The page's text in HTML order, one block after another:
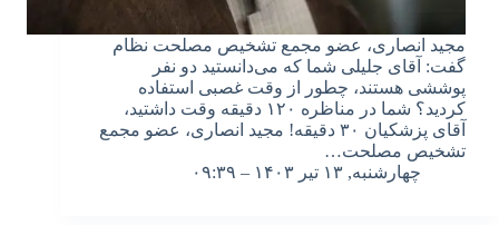
مجید انصاری، عضو مجمع تشخیص مصلحت نظام
گفت: آقای جلیلی شما که می‌دانستید دو نفر
پوششی هستند، چطور از وقت غصبی استفاده
کردید؟ شما در مناظره ۱۲۰ دقیقه وقت داشتید،
آقای پزشکیان ۳۰ دقیقه! مجید انصاری، عضو مجمع
تشخیص مصلحت…
چهارشنبه, ۱۳ تیر ۱۴۰۳ – ۰۹:۳۹